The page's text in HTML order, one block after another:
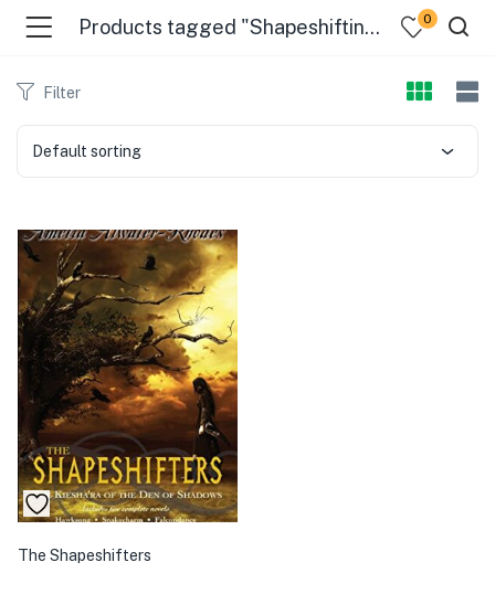
Products tagged "Shapeshifting" 0
Filter
Default sorting
The Shapeshifters